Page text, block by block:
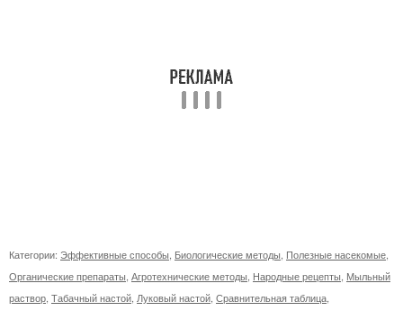
Категории: Эффективные способы Биологические методы Полезные насекомые
Органические препараты Агротехнические методы Народные рецепты Мыльный
раствор Табачный настой Луковый настой Сравнительная таблица